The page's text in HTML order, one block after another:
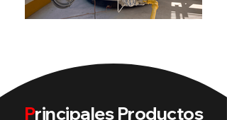
Principales Productos